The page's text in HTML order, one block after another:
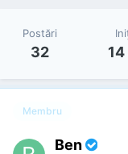
Postări
32 14
Membru
Ben